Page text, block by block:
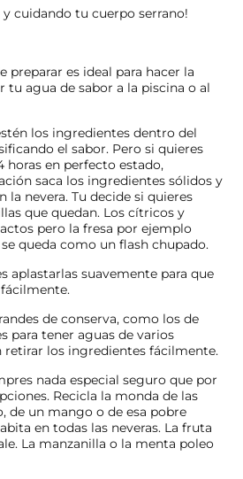
cuidando tu cuerpo serrano!
preparar es ideal para hacer la
tu agua de sabor a la piscina o al
los ingredientes dentro del
el sabor. Pero si quieres
horas en perfecto estado,
saca los ingredientes sólidos y
la nevera. Tu decide si quieres
que quedan. Los cítricos y
pero la fresa por ejemplo
queda como un flash chupado.
aplastarlas suavemente para que
de conserva, como los de
para tener aguas de varios
retirar los ingredientes fácilmente.
nada especial seguro que por
Recicla la monda de las
de un mango o de esa pobre
en todas las neveras. La fruta
La manzanilla o la menta poleo